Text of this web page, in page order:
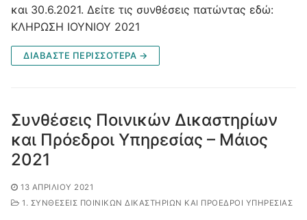
και 30.6.2021. Δείτε τις συνθέσεις πατώντας εδώ:
ΚΛΗΡΩΣΗ ΙΟΥΝΙΟΥ 2021
ΔΙΑΒΑΣΤΕ ΠΕΡΙΣΣΟΤΕΡΑ →
Συνθέσεις Ποινικών Δικαστηρίων
και Πρόεδροι Υπηρεσίας – Μάιος
2021
13 ΑΠΡΙΛΊΟΥ 2021
1. ΣΥΝΘΈΣΕΙΣ ΠΟΙΝΙΚΏΝ ΔΙΚΑΣΤΗΡΊΩΝ ΚΑΙ ΠΡΌΕΔΡΟΙ ΥΠΗΡΕΣΊΑΣ